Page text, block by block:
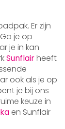
Er zijn
je op
je in kan
Sunflairheeft
ook als je op
je bij ons
keuze in
en Sunflair